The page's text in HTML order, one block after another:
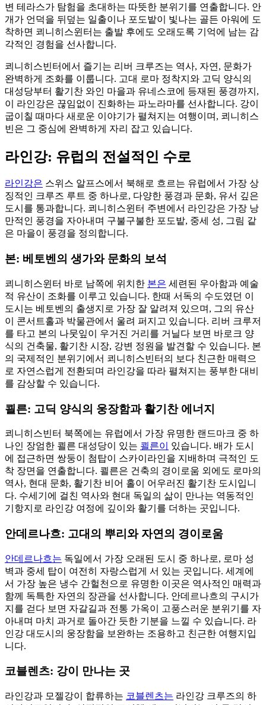
변 테라스가 탐험을 초대하는 따뜻한 분위기를 연출합니다. 안
개가 언덕을 뒤덮는 일출이나 포도밭이 빛나는 골든 아워에 도
착하면 쾨니히스윈터는 출발 후에도 오래도록 기억에 남는 감
각적인 경험을 선사합니다.
쾨니히스빈터에서 즐기는 리버 크루즈는 역사, 자연, 문화가
완벽하게 조화를 이룹니다. 고대 로마 정착지와 고딕 양식의
대성당부터 활기찬 와인 마을과 유네스코에 등재된 풍경까지,
이 라인강은 끊임없이 진화하는 파노라마를 선사합니다. 강이
굽이칠 때마다 새로운 이야기가 펼쳐지는 여행이며, 쾨니히스
빈은 그 중심에 완벽하게 자리 잡고 있습니다.
라인강: 유럽의 전설적인 수로
라인강은 스위스 알프스에서 북해로 흐르는 유럽에서 가장 상
징적인 크루즈 루트 중 하나로, 다양한 풍경과 문화, 유서 깊은
도시를 통과합니다. 쾨니히스윈터 주변에서 라인강은 가장 낭
만적인 풍경을 자아내며 구불구불한 포도밭, 중세 성, 그림 같
은 마을이 풍경을 정의합니다.
본: 베토벤의 생가와 문화의 보석
쾨니히스윈터 바로 남쪽에 위치한 본은 세련된 우아함과 예술
적 유산이 조화를 이루고 있습니다. 한때 서독의 수도였던 이
도시는 베토벤의 출생지로 가장 잘 알려져 있으며, 그의 유산
이 콘서트홀과 박물관에서 울려 퍼지고 있습니다. 리버 크루저
를 타고 본의 나뭇잎이 우거진 거리를 거닐다 보면 바로크 양
식의 건축물, 활기찬 시장, 강변 정원을 발견할 수 있습니다. 본
의 국제적인 분위기에서 쾨니히스빈터의 보다 친근한 매력으
로 자연스럽게 전환되며 라인강을 따라 펼쳐지는 풍부한 대비
를 감상할 수 있습니다.
쾰른: 고딕 양식의 웅장함과 활기찬 에너지
쾨니히스빈터 북쪽에는 유럽에서 가장 유명한 랜드마크 중 하
나인 장엄한 쾰른 대성당이 있는 쾰른이
있습니다. 배가 도시
에 접근하면 쌍둥이 첨탑이 스카이라인을 지배하며 극적인 도
착 장면을 연출합니다. 쾰른은 건축의 경이로움 외에도 로마의
역사, 현대 문화, 활기찬 비어 홀이 어우러진 활기찬 도시입니
다. 수세기에 걸친 역사와 현대 독일의 삶이 만나는 역동적인
기항지로 라인강 여정에 깊이와 활기를 더하는 곳입니다.
안데르나흐: 고대의 뿌리와 자연의 경이로움
안데르나흐는 독일에서 가장 오래된 도시 중 하나로, 로마 성
벽과 중세 탑이 여전히 자랑스럽게 서 있는 곳입니다. 세계에
서 가장 높은 냉수 간헐천으로 유명한 이곳은 역사적인 매력과
함께 독특한 자연의 장관을 선사합니다. 안데르나흐의 구시가
지를 걷다 보면 자갈길과 전통 가옥이 고풍스러운 분위기를 자
아내며 마치 과거로 돌아간 듯한 기분을 느낄 수 있습니다. 라
인강 대도시의 웅장함을 보완하는 조용하고 친근한 여행지입
니다.
코블렌츠: 강이 만나는 곳
라인강과 모젤강이 합류하는 코블렌츠는 라인강 크루즈의 하